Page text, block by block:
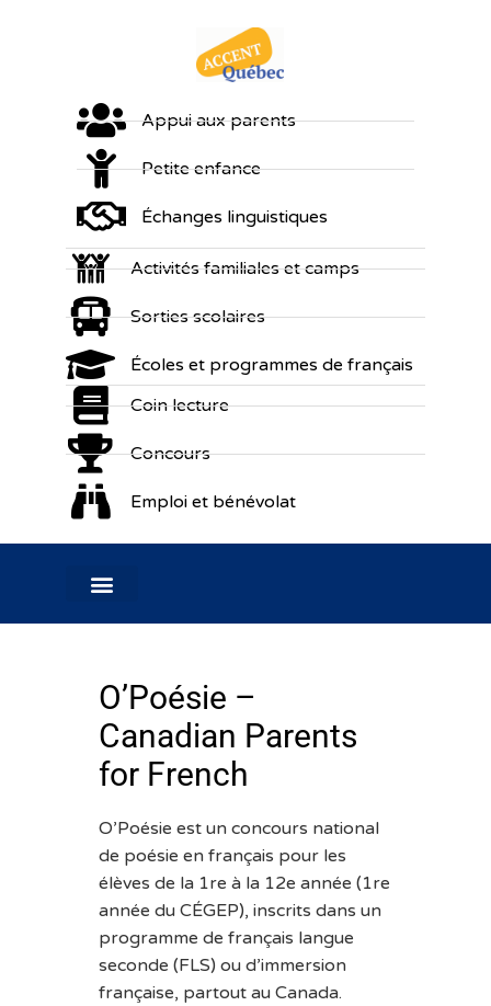
Appui aux parents
Petite enfance
Échanges linguistiques
Activités familiales et camps
Sorties scolaires
Écoles et programmes de français
Coin lecture
Concours
Emploi et bénévolat
O’Poésie –
Canadian Parents
for French
O’Poésie est un concours national
de poésie en français pour les
élèves de la 1re à la 12e année (1re
année du CÉGEP), inscrits dans un
programme de français langue
seconde (FLS) ou d’immersion
française, partout au Canada.